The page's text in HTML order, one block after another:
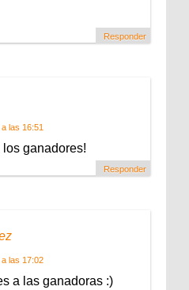
Responder
las 16:51
ganadores!
Responder
las 17:02
a las ganadoras :)